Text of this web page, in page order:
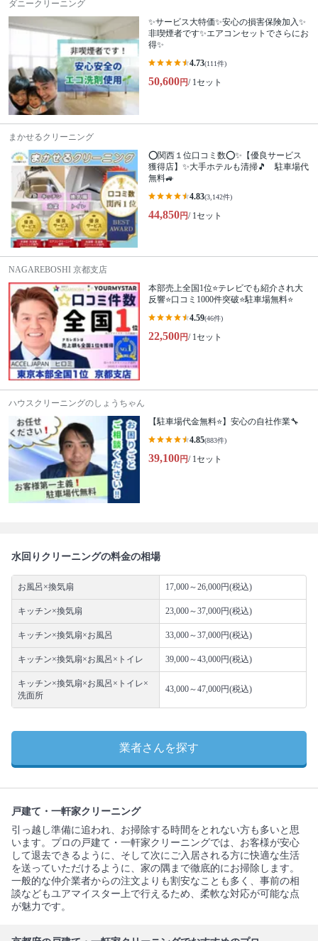
ダニークリーニング
✨サービス大特価✨安心の損害保険加入✨
非喫煙者です✨エアコンセットでさらにお
得✨
4.73(111件)
50,600円/ 1セット
まかせるクリーニング
⭕関西１位口コミ数⭕✨【優良サービス
獲得店】✨大手ホテルも清掃🎵 駐車場代
無料🚙
4.83(3,142件)
44,850円/ 1セット
NAGAREBOSHI 京都支店
本部売上全国1位⭐テレビでも紹介され大
反響⭐️口コミ1000件突破⭐️駐車場無料⭐
4.59(46件)
22,500円/ 1セット
ハウスクリーニングのしょうちゃん
【駐車場代金無料⭐️】安心の自社作業🔧
4.85(883件)
39,100円/ 1セット
水回りクリーニングの料金の相場
お風呂×換気扇 17,000～26,000円(税込)
キッチン×換気扇 23,000～37,000円(税込)
キッチン×換気扇×お風呂 33,000～37,000円(税込)
キッチン×換気扇×お風呂×トイレ 39,000～43,000円(税込)
キッチン×換気扇×お風呂×トイレ×
洗面所
43,000～47,000円(税込)
業者さんを探す
戸建て・一軒家クリーニング
引っ越し準備に追われ、お掃除する時間をとれない方も多いと思
います。プロの戸建て・一軒家クリーニングでは、お客様が安心
して退去できるように、そして次にご入居される方に快適な生活
を送っていただけるように、家の隅まで徹底的にお掃除します。
一般的な仲介業者からの注文よりも割安なことも多く、事前の相
談などもユアマイスター上で行えるため、柔軟な対応が可能な点
が魅力です。